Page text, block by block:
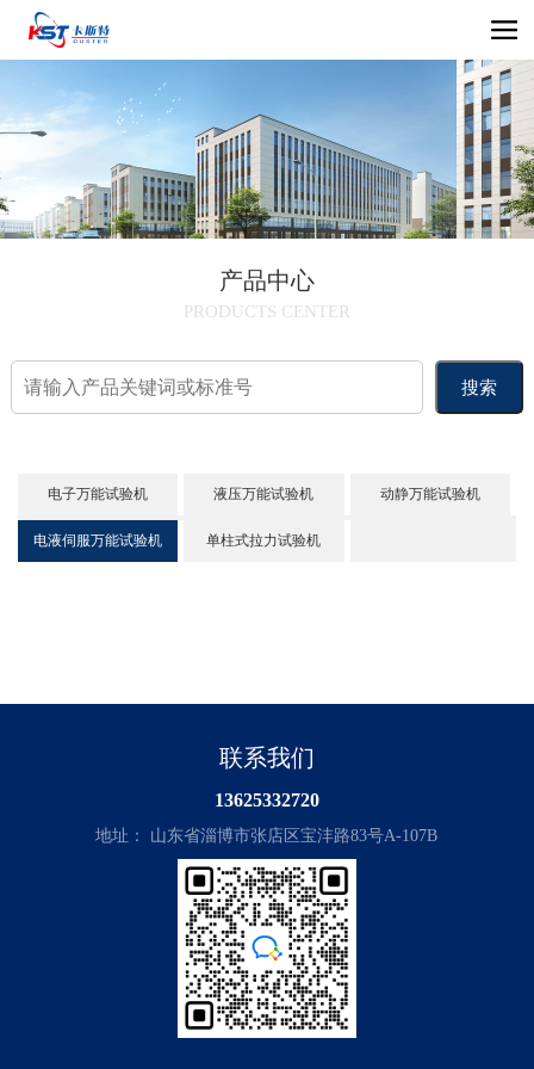
产品中心
PRODUCTS CENTER
搜索
电子万能试验机 液压万能试验机 动静万能试验机
电液伺服万能试验机 单柱式拉力试验机
联系我们
13625332720
地址： 山东省淄博市张店区宝沣路83号A-107B